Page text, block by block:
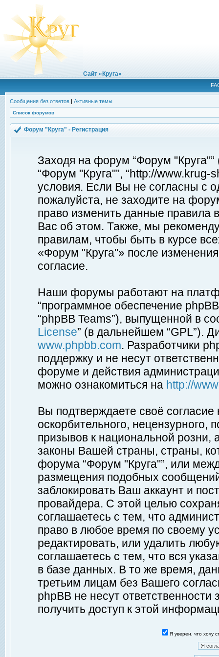
Сайт «Круга»
Сообщения без ответов | Активные темы
Список форумов
Форум "Круга" - Регистрация
Заходя на форум “Форум
“Форум "Круга"”, “http://
условия. Если Вы не согласны с
пожалуйста, не заходите на
право изменить данные правила
Вас об этом. Также, мы
правилам, чтобы быть в курсе
«Форум "Круга"» после
согласие.
Наши форумы работают на
“программное обеспечение
“phpBB Teams”), выпущенной в
License” (в дальнейшем “GPL”).
www.phpbb.com. Разработчики
поддержку и не несут
форуме и действия
можно ознакомиться на http://
Вы подтверждаете своё
оскорбительного, нецензурного,
призывов к национальной
законы Вашей страны, страны,
форума “Форум "Круга"”, или
размещения подобных
заблокировать Ваш аккаунт и
провайдера. С этой целью
соглашаетесь с тем, что
право в любое время по своему
редактировать, или удалить
соглашаетесь с тем, что вся
в базе данных. В то же время,
третьим лицам без Вашего
phpBB не несут ответственности
получить доступ к этой
Я уверен, что хочу